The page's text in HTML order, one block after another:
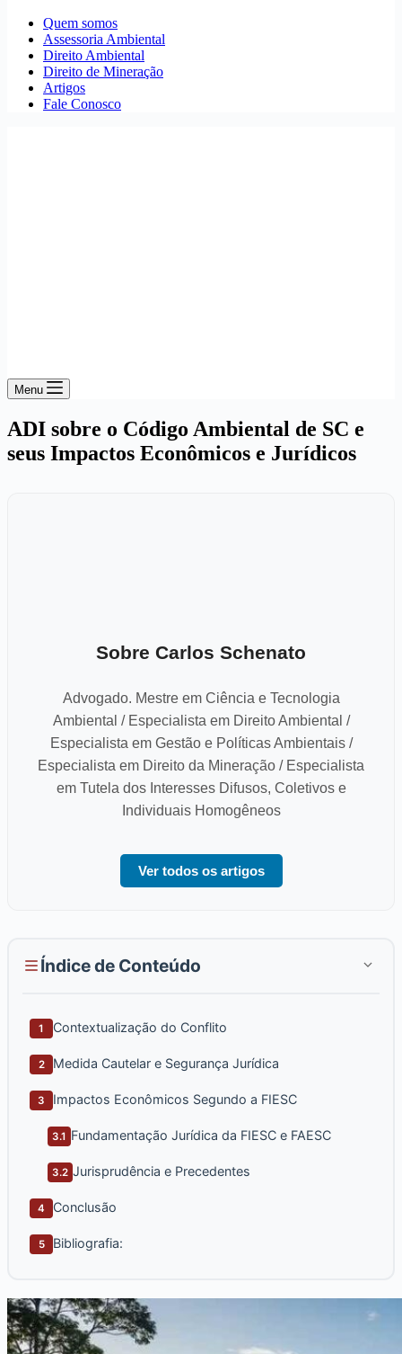
Quem somos
Assessoria Ambiental
Direito Ambiental
Direito de Mineração
Artigos
Fale Conosco
Menu
ADI sobre o Código Ambiental de SC e
seus Impactos Econômicos e Jurídicos
Sobre Carlos Schenato
Advogado. Mestre em Ciência e Tecnologia
Ambiental / Especialista em Direito Ambiental /
Especialista em Gestão e Políticas Ambientais /
Especialista em Direito da Mineração / Especialista
em Tutela dos Interesses Difusos, Coletivos e
Individuais Homogêneos
Ver todos os artigos
Índice de Conteúdo
1 Contextualização do Conflito
2 Medida Cautelar e Segurança Jurídica
3 Impactos Econômicos Segundo a FIESC
3.1 Fundamentação Jurídica da FIESC e FAESC
3.2 Jurisprudência e Precedentes
4 Conclusão
5 Bibliografia: